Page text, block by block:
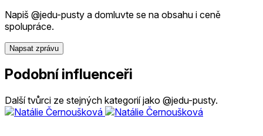
Napiš @jedu-pusty a domluvte se na obsahu i ceně
spolupráce.
Napsat zprávu
Podobní influenceři
Další tvůrci ze stejných kategorií jako @jedu-pusty.